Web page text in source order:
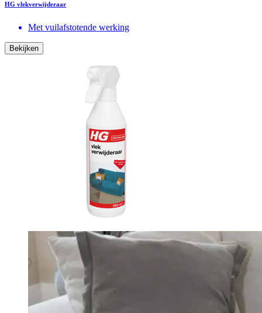
HG vlekverwijderaar
Met vuilafstotende werking
Bekijken